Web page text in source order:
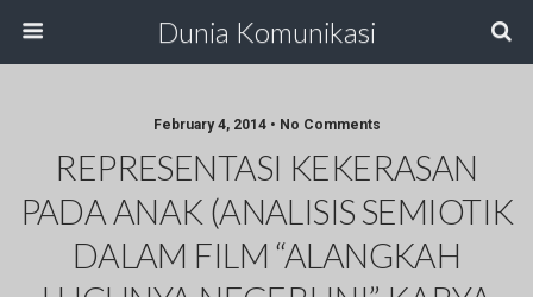
Dunia Komunikasi
February 4, 2014 • No Comments
REPRESENTASI KEKERASAN
PADA ANAK (ANALISIS SEMIOTIK
DALAM FILM “ALANGKAH